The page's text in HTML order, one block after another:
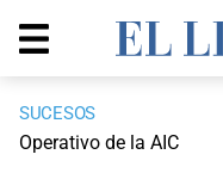
SUCESOS
Operativo de la AIC